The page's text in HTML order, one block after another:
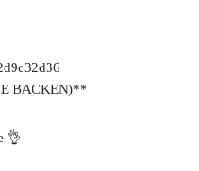
BACKEN)**
👌